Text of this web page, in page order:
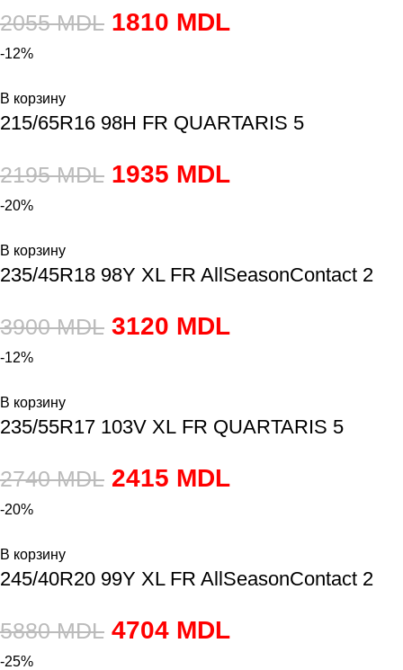
2055MDL 1810 MDL
-12%
В корзину
215/65R16 98H FR QUARTARIS 5
2195MDL 1935 MDL
-20%
В корзину
235/45R18 98Y XL FR AllSeasonContact 2
3900MDL 3120 MDL
-12%
В корзину
235/55R17 103V XL FR QUARTARIS 5
2740MDL 2415 MDL
-20%
В корзину
245/40R20 99Y XL FR AllSeasonContact 2
5880MDL 4704 MDL
-25%